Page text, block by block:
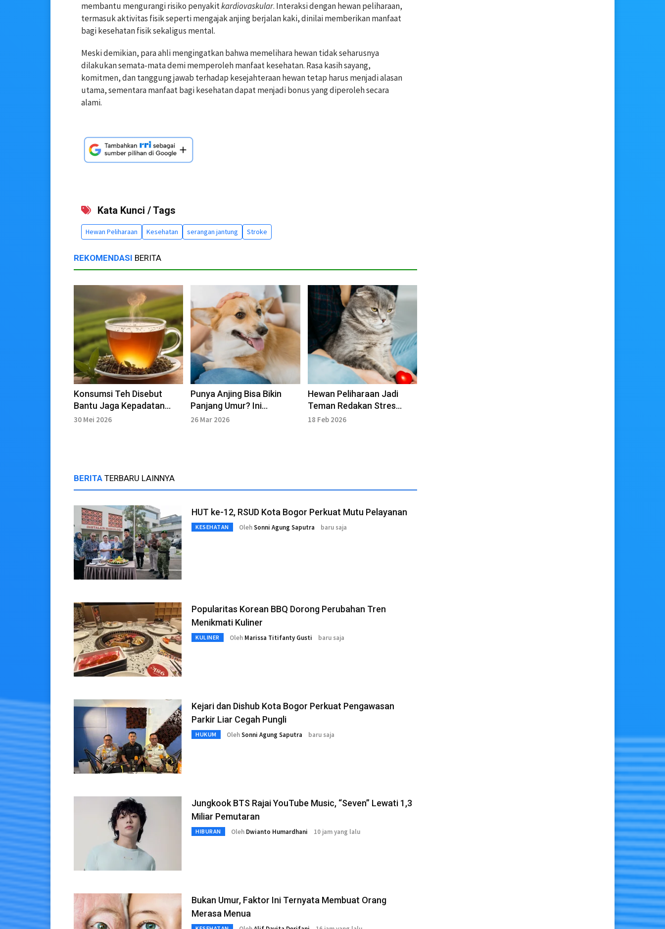
membantu mengurangi risiko penyakitkardiovaskular. Interaksi dengan hewan peliharaan,
termasuk aktivitas fisik seperti mengajak anjing berjalan kaki, dinilai memberikan manfaat
bagi kesehatan fisik sekaligus mental.
Meski demikian, para ahli mengingatkan bahwa memelihara hewan tidak seharusnya
dilakukan semata-mata demi memperoleh manfaat kesehatan. Rasa kasih sayang,
komitmen, dan tanggung jawab terhadap kesejahteraan hewan tetap harus menjadi alasan
utama, sementara manfaat bagi kesehatan dapat menjadi bonus yang diperoleh secara
alami.
Kata Kunci / Tags
Hewan Peliharaan Kesehatan serangan jantung Stroke
REKOMENDASI BERITA
Konsumsi Teh Disebut
Bantu Jaga Kepadatan
Tulang, Ini Penjelasannya
30 Mei 2026
Punya Anjing Bisa Bikin
Panjang Umur? Ini
Faktanya
26 Mar 2026
Hewan Peliharaan Jadi
Teman Redakan Stres
Sehari-hari
18 Feb 2026
BERITA TERBARU LAINNYA
HUT ke-12, RSUD Kota Bogor Perkuat Mutu Pelayanan
KESEHATAN OlehSonni Agung Saputra baru saja
Popularitas Korean BBQ Dorong Perubahan Tren
Menikmati Kuliner
KULINER Oleh Marissa Titifanty Gusti baru saja
Kejari dan Dishub Kota Bogor Perkuat Pengawasan
Parkir Liar Cegah Pungli
HUKUM OlehSonni Agung Saputra baru saja
Jungkook BTS Rajai YouTube Music, “Seven” Lewati 1,3
Miliar Pemutaran
HIBURAN Oleh Dwianto Humardhani 10 jam yang lalu
Bukan Umur, Faktor Ini Ternyata Membuat Orang
Merasa Menua